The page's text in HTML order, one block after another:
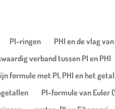
PI-ringen PHI en de vlag van
verband tussen PI en PHI
formule met PI, PHI en het
PI-formule van Euler